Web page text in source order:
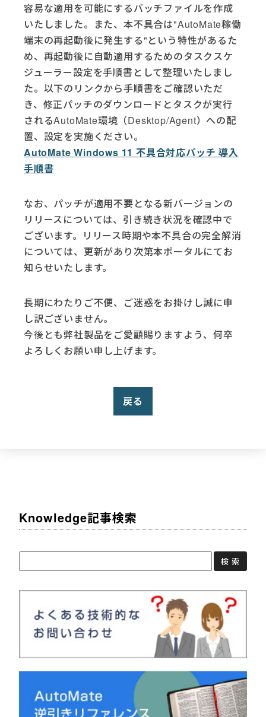
容易な適用を可能にするバッチファイルを作成
いたしました。また、本不具合は"AutoMate稼働
端末の再起動後に発生する"という特性があるた
め、再起動後に自動適用するためのタスクスケ
ジューラー設定を手順書として整理いたしまし
た。以下のリンクから手順書をご確認いただ
き、修正パッチのダウンロードとタスクが実行
されるAutoMate環境（Desktop/Agent）への配
置、設定を実施ください。
AutoMate Windows 11 不具合対応パッチ 導入
手順書
なお、パッチが適用不要となる新バージョンの
リリースについては、引き続き状況を確認中で
ございます。リリース時期や本不具合の完全解消
については、更新があり次第本ポータルにてお
知らせいたします。
長期にわたりご不便、ご迷惑をお掛けし誠に申
し訳ございません。
今後とも弊社製品をご愛顧賜りますよう、何卒
よろしくお願い申し上げます。
戻る
Knowledge記事検索